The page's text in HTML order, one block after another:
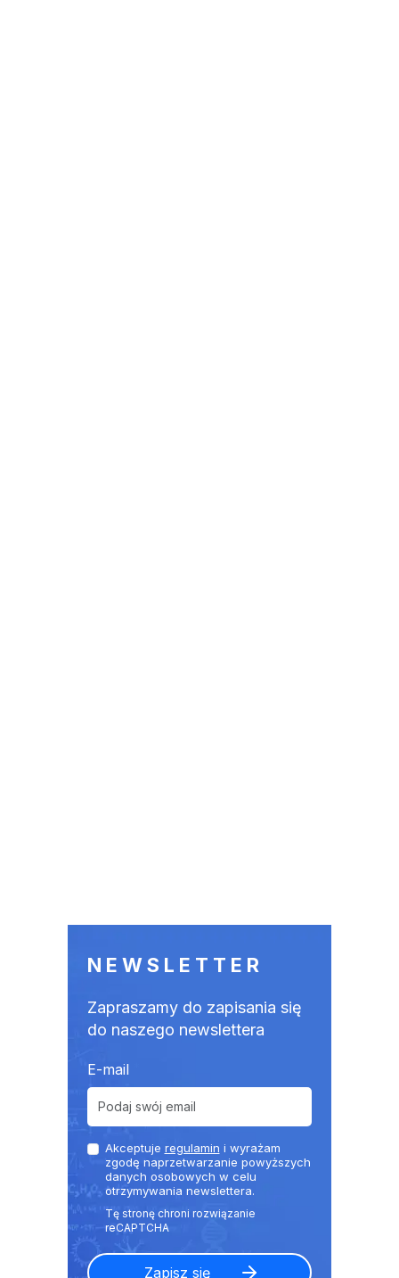
NEWSLETTER
Zapraszamy do zapisania się
do naszego newslettera
E-mail
Akceptuje regulamin i wyrażam
zgodę naprzetwarzanie powyższych
danych osobowych w celu
otrzymywania newslettera.